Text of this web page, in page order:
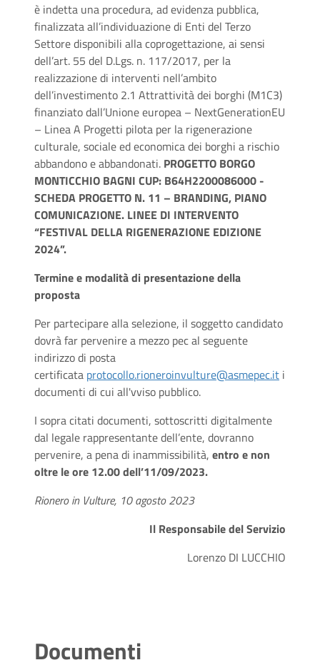
è indetta una procedura, ad evidenza pubblica,
finalizzata all’individuazione di Enti del Terzo
Settore disponibili alla coprogettazione, ai sensi
dell’art. 55 del D.Lgs. n. 117/2017, per la
realizzazione di interventi nell’ambito
dell’investimento 2.1 Attrattività dei borghi (M1C3)
finanziato dall’Unione europea – NextGenerationEU
– Linea A Progetti pilota per la rigenerazione
culturale, sociale ed economica dei borghi a rischio
abbandono e abbandonati. PROGETTO BORGO
MONTICCHIO BAGNI CUP: B64H2200086000 -
SCHEDA PROGETTO N. 11 – BRANDING, PIANO
COMUNICAZIONE. LINEE DI INTERVENTO
“FESTIVAL DELLA RIGENERAZIONE EDIZIONE
2024”.
Termine e modalità di presentazione della
proposta
Per partecipare alla selezione, il soggetto candidato
dovrà far pervenire a mezzo pec al seguente
indirizzo di posta
certificata protocollo.rioneroinvulture@asmepec.it i
documenti di cui all'vviso pubblico.
I sopra citati documenti, sottoscritti digitalmente
dal legale rappresentante dell’ente, dovranno
pervenire, a pena di inammissibilità, entro e non
oltre le ore 12.00 dell’11/09/2023.
Rionero in Vulture, 10 agosto 2023
Il Responsabile del Servizio
Lorenzo DI LUCCHIO
Documenti